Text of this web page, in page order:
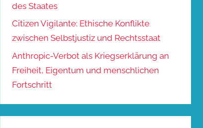
des Staates
Citizen Vigilante: Ethische Konflikte
zwischen Selbstjustiz und Rechtsstaat
Anthropic-Verbot als Kriegserklärung an
Freiheit, Eigentum und menschlichen
Fortschritt